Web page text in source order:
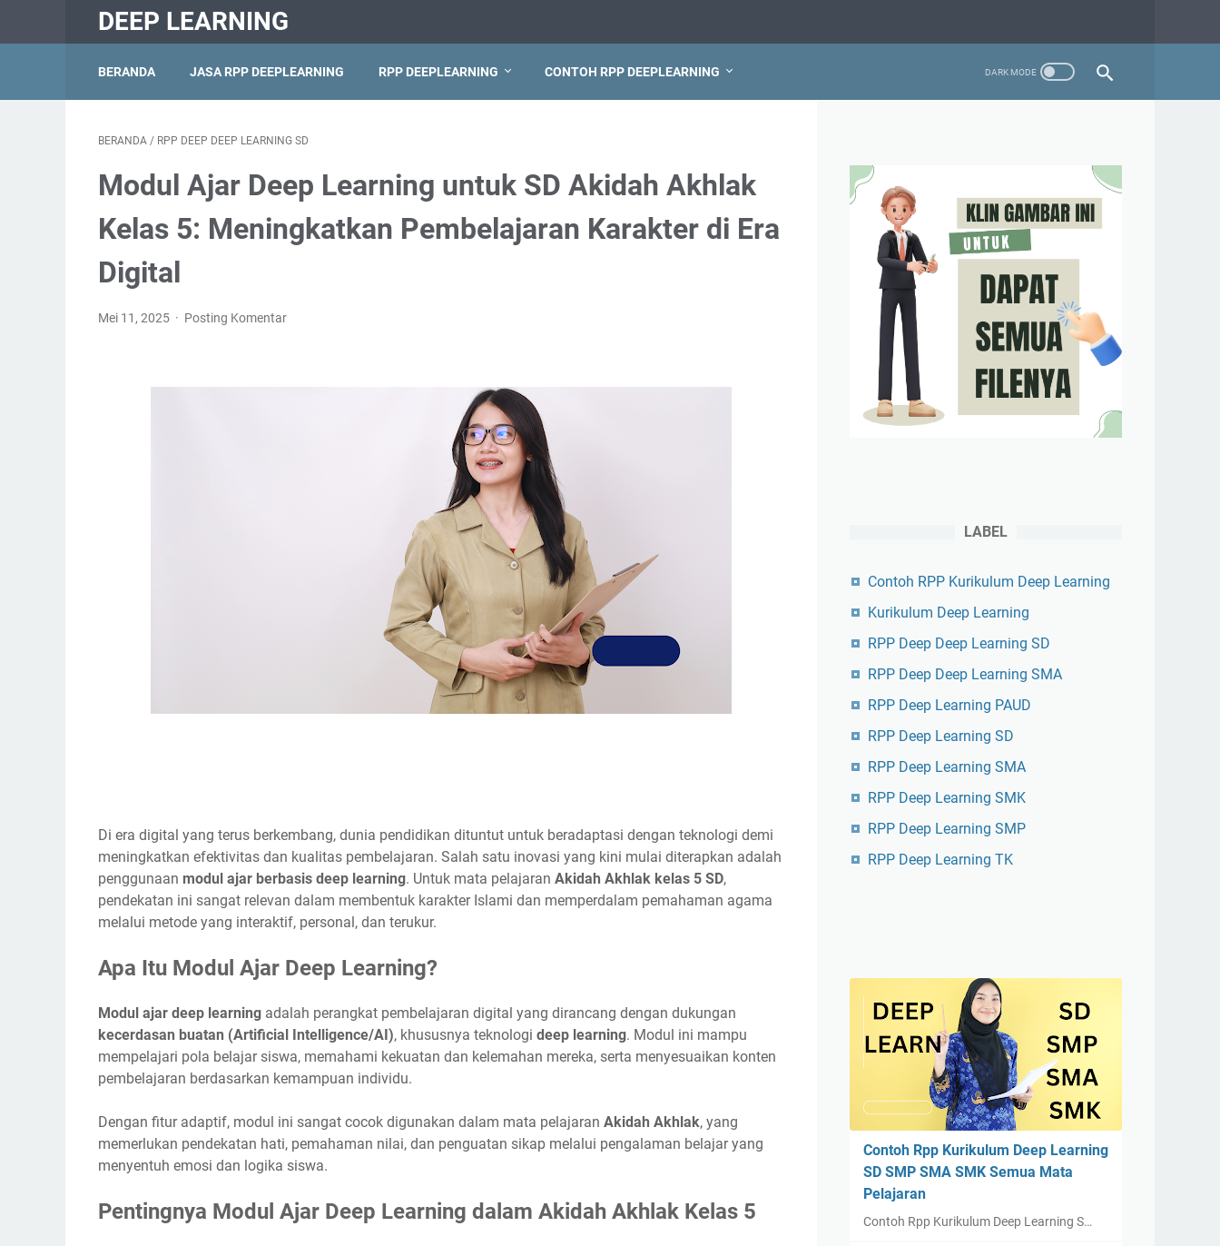
DEEP LEARNING
BERANDA JASA RPP DEEPLEARNING RPP DEEPLEARNING CONTOH RPP DEEPLEARNING
BERANDA / RPP DEEP DEEP LEARNING SD
Modul Ajar Deep Learning untuk SD Akidah Akhlak
Kelas 5: Meningkatkan Pembelajaran Karakter di Era
Digital
Mei 11, 2025 Posting Komentar
Di era digital yang terus berkembang, dunia pendidikan dituntut untuk beradaptasi dengan teknologi demi
meningkatkan efektivitas dan kualitas pembelajaran. Salah satu inovasi yang kini mulai diterapkan adalah
penggunaan modul ajar berbasis deep learning. Untuk mata pelajaran Akidah Akhlak kelas 5 SD,
pendekatan ini sangat relevan dalam membentuk karakter Islami dan memperdalam pemahaman agama
melalui metode yang interaktif, personal, dan terukur.
Apa Itu Modul Ajar Deep Learning?
Modul ajar deep learning adalah perangkat pembelajaran digital yang dirancang dengan dukungan
kecerdasan buatan (Artificial Intelligence/AI), khususnya teknologi deep learning. Modul ini mampu
mempelajari pola belajar siswa, memahami kekuatan dan kelemahan mereka, serta menyesuaikan konten
pembelajaran berdasarkan kemampuan individu.
Dengan fitur adaptif, modul ini sangat cocok digunakan dalam mata pelajaran Akidah Akhlak, yang
memerlukan pendekatan hati, pemahaman nilai, dan penguatan sikap melalui pengalaman belajar yang
menyentuh emosi dan logika siswa.
Pentingnya Modul Ajar Deep Learning dalam Akidah Akhlak Kelas 5
LABEL
Contoh RPP Kurikulum Deep Learning
Kurikulum Deep Learning
RPP Deep Deep Learning SD
RPP Deep Deep Learning SMA
RPP Deep Learning PAUD
RPP Deep Learning SD
RPP Deep Learning SMA
RPP Deep Learning SMK
RPP Deep Learning SMP
RPP Deep Learning TK
Contoh Rpp Kurikulum Deep Learning
SD SMP SMA SMK Semua Mata
Pelajaran
Contoh Rpp Kurikulum Deep Learning S…